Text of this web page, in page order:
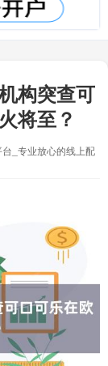
构突查可
将至？
_专业放心的线上配